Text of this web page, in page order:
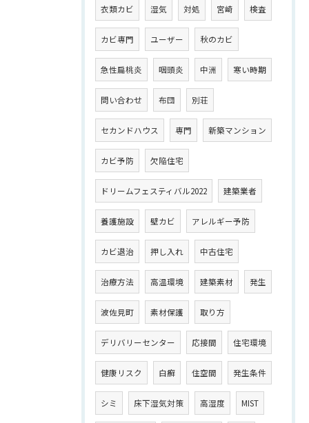
衣類カビ 湿気 対処 宮崎 検査
カビ専門 ユーザー 秋のカビ
急性扁桃炎 咽頭炎 中洲 寒い時期
問い合わせ 布団 別荘
セカンドハウス 専門 新築マンション
カビ予防 欠陥住宅
ドリームフェスティバル2022 建築業者
養護施設 壁カビ アレルギー予防
カビ退治 押し入れ 中古住宅
治療方法 高温環境 建築素材 発生
波佐見町 素材保護 取り方
デリバリーセンター 応接間 住宅環境
健康リスク 白癬 住空間 発生条件
シミ 床下湿気対策 高湿度 MIST